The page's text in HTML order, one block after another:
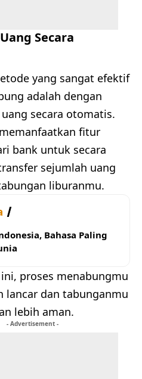
Secara
yang sangat efektif
adalah dengan
secara otomatis.
fitur
bank untuk secara
sejumlah uang
liburanmu.
Bahasa Paling
proses menabungmu
lancar dan tabunganmu
lebih aman.
- Advertisement -